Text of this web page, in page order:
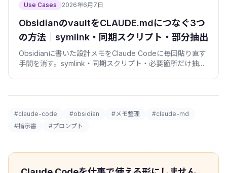
Use Cases 2026年6月7日
ObsidianのvaultをCLAUDE.mdにつなぐ3つ
の方法｜symlink・同期スクリプト・部分抽出
Obsidianに書いた設計メモをClaude Codeに毎回貼り直す
手間を消す。symlink・同期スクリプト・必要箇所だけ抽出
#claude-code #obsidian #メモ整理
#claude-md
#指示書
#プロンプト